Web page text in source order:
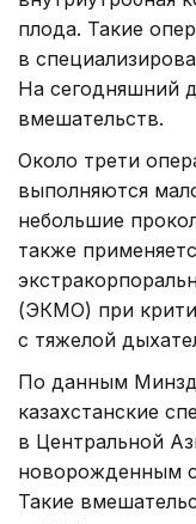
плода. Такие
в
На сегодняшний
вмешательств.
Около трети
выполняются
небольшие
также
(ЭКМО) при
с тяжелой
По данным
казахстанские
в Центральной
новорожденным
Такие